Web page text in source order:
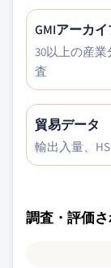
GMIアーカ
30以上の産
査
貿易データ
輸出入量、
調査・評価